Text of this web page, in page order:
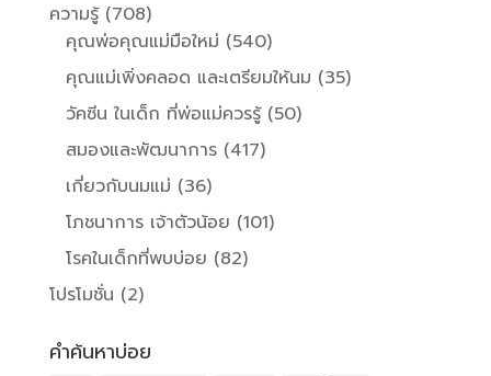
ความรู้(708)
คุณพ่อคุณแม่มือใหม่ (540)
คุณแม่เพิ่งคลอด และเตรียมให้นม (35)
วัคซีน ในเด็ก ที่พ่อแม่ควรรู้(50)
สมองและพัฒนาการ(417)
เกี่ยวกับนมแม่ (36)
โภชนาการ เจ้าตัวน้อย (101)
โรคในเด็กที่พบบ่อย (82)
โปรโมชั่น (2)
คำค้นหาบ่อย